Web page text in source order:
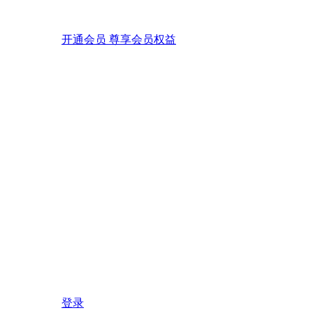
开通会员 尊享会员权益
登录